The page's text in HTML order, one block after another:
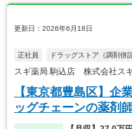
更新日：2026年6月18日
正社員 ドラッグストア（調剤併設
スギ薬局 駒込店 株式会社ス
【東京都豊島区】企
ッグチェーンの薬剤